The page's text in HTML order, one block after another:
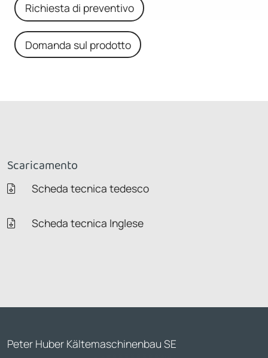
Richiesta di preventivo
Domanda sul prodotto
Scaricamento
Scheda tecnica tedesco
Scheda tecnica Inglese
Peter Huber Kältemaschinenbau SE